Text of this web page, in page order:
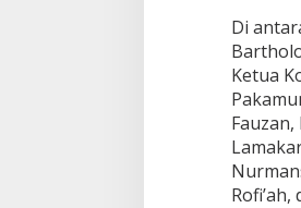
Di
Ketua